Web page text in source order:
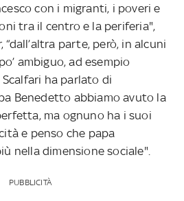
con i migranti, i poveri e
tra il centro e la periferia",
parte, però, in alcuni
ambiguo, ad esempio
ha parlato di
Benedetto abbiamo avuto la
ma ognuno ha i suoi
e penso che papa
nella dimensione sociale".
PUBBLICITÀ